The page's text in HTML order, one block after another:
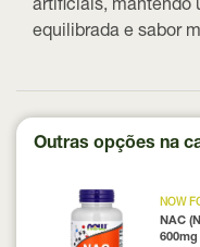
artificiais, mantendo
equilibrada e sabor
Outras opções na
NOW
NAC
600mg